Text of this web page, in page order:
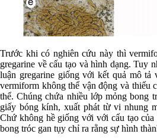
Trước khi có nghiên cứu này thì
gregarine về cấu tạo và hình dạng. Tuy
luận gregarine giống với kết quả mô tả
vermiform không thể vận động và thiếu
thể. Chúng chứa nhiều lớp mỏng bong
giấy bóng kính, xuất phát từ vi nhung
Chứ không hề giống với với cấu tạo
bong tróc gan tụy chỉ ra rằng sự hình